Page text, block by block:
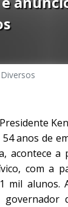
Diversos
anos de
acontece a
com a
mil alunos.